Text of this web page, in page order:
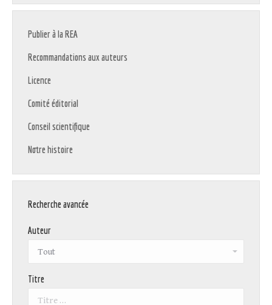
Publier à la REA
Recommandations aux auteurs
Licence
Comité éditorial
Conseil scientifique
Notre histoire
Recherche avancée
Auteur
Titre